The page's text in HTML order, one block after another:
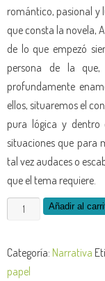
romántico, pasional y
que consta la novela,
de lo que empezó
persona de la
profundamente
ellos, situaremos el
pura lógica y
situaciones que para
tal vez audaces o
que el tema requiere.
Añadir al
Categoría: Narrativa
papel